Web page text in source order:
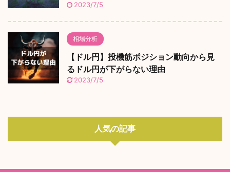
2023/7/5
相場分析
【ドル円】投機筋ポジション動向から見
るドル円が下がらない理由
2023/7/5
人気の記事